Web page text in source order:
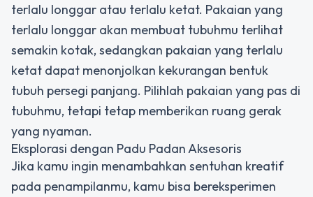
terlalu longgar atau terlalu ketat. Pakaian yang
terlalu longgar akan membuat tubuhmu terlihat
semakin kotak, sedangkan pakaian yang terlalu
ketat dapat menonjolkan kekurangan bentuk
tubuh persegi panjang. Pilihlah pakaian yang pas di
tubuhmu, tetapi tetap memberikan ruang gerak
yang nyaman.
Eksplorasi dengan Padu Padan Aksesoris
Jika kamu ingin menambahkan sentuhan kreatif
pada penampilanmu, kamu bisa bereksperimen